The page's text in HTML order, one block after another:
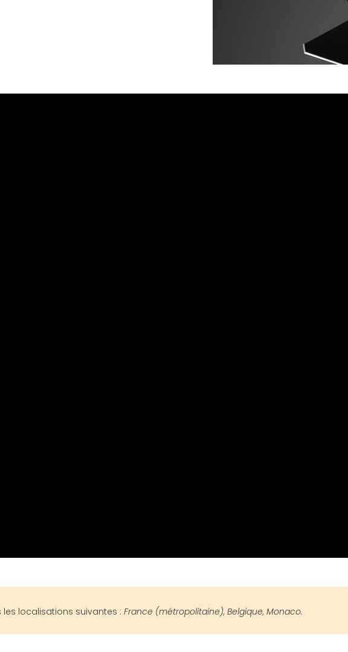
localisations suivantes : France (métropolitaine), Belgique, Monaco.